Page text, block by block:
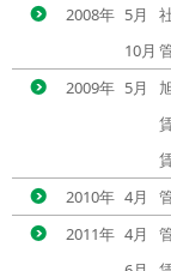
2008年 5月
10月
2009年 5月
2010年 4月
2011年 4月